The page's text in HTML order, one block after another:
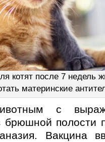
котят после 7 недель
материнские
с
полости
Вакцина